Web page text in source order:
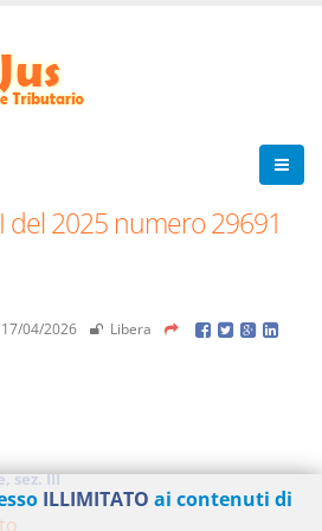
del 2025 numero 29691
17/04/2026 Libera
sez. III
ILLIMITATO ai contenuti di